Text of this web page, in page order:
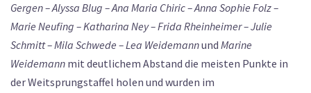
Gergen – Alyssa Blug – Ana Maria Chiric – Anna Sophie Folz –
Marie Neufing – Katharina Ney – Frida Rheinheimer – Julie
Schmitt – Mila Schwede – Lea Weidemannund Marine
Weidemann mit deutlichem Abstand die meisten Punkte in
der Weitsprungstaffel holen und wurden im